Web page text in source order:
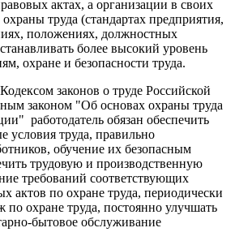
актах, а организации в своих
труда (стандартах предприятия,
положениях, должностных
более высокий уровень
охране и безопасности труда.
законов о труде Российской
законом "Об основах охраны труда
работодатель обязан обеспечить
условия труда, правильно
обучение их безопасным
трудовую и производственную
требований соответствующих
актов по охране труда, периодически
по охране труда, постоянно улучшать
бытовое обслуживание